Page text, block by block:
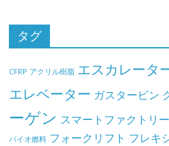
タグ
CFRP アクリル樹脂 エスカレータ
エレベーター ガスタービン
ーゲン スマートファクトリー
バイオ燃料 フォークリフト フレキ